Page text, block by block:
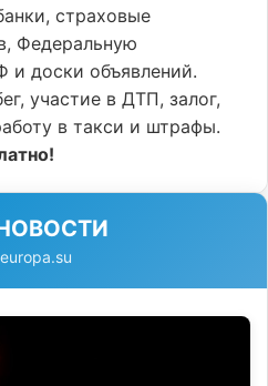
страховые
Федеральную
доски объявлений.
участие в ДТП, залог,
в такси и штрафы.